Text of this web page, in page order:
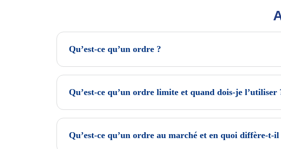
Qu’est-ce qu’un ordre ?
Qu’est-ce qu’un ordre limite et quand dois-je l’utiliser
Qu’est-ce qu’un ordre au marché et en quoi diffère-t-